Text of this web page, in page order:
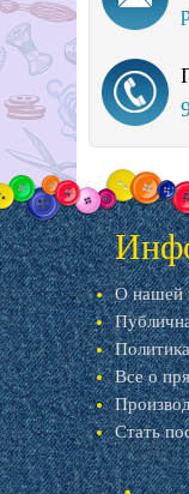
О нашей
Все о
Стать